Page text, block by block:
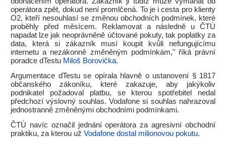
operátora zpět, dokud není promlčená. To je i cesta pro klienty
O2, kteří nesouhlasí se změnou obchodních podmínek, které
proběhly před měsícem. Reklamovat a následně u ČTÚ
napadat lze jak neoprávněně účtované pokuty, tak poplatky za
data, která si zákazník musí koupit kvůli nefungujícímu
internetu a nezákonně změněným podmínkám," říká právní
poradce dTestu Miloš Borovička.
Argumentace dTestu se opírala hlavně o ustanovení § 1817
občanského zákoníku, které zakazuje, aby jakýkoliv
podnikatel požadoval platbu, se kterou spotřebitel nedal
předchozí výslovný souhlas. Vodafone si souhlas nahrazoval
jednostranně změněnými obchodními podmínkami.
ČTÚ navíc označil jednání operátora za agresivní obchodní
praktiku, za kterou už Vodafone dostal milionovou pokutu.